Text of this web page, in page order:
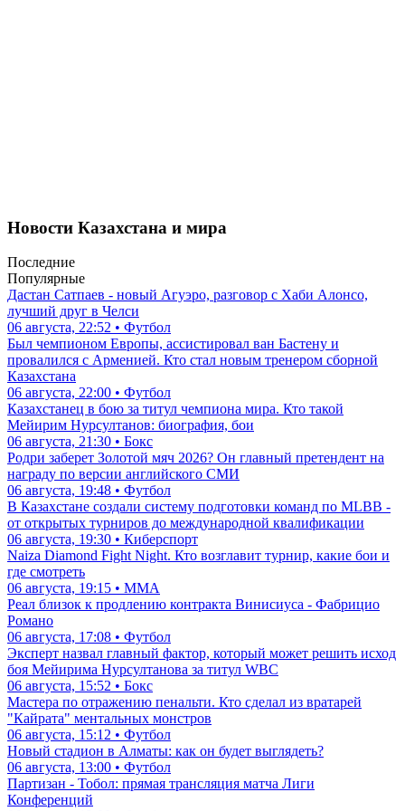
Новости Казахстана и мира
Последние
Популярные
Дастан Сатпаев - новый Агуэро, разговор с Хаби Алонсо,
лучший друг в Челси
06 августа, 22:52 • Футбол
Был чемпионом Европы, ассистировал ван Бастену и
провалился с Арменией. Кто стал новым тренером сборной
Казахстана
06 августа, 22:00 • Футбол
Казахстанец в бою за титул чемпиона мира. Кто такой
Мейирим Нурсултанов: биография, бои
06 августа, 21:30 • Бокс
Родри заберет Золотой мяч 2026? Он главный претендент на
награду по версии английского СМИ
06 августа, 19:48 • Футбол
В Казахстане создали систему подготовки команд по MLBB -
от открытых турниров до международной квалификации
06 августа, 19:30 • Киберспорт
Naiza Diamond Fight Night. Кто возглавит турнир, какие бои и
где смотреть
06 августа, 19:15 • ММА
Реал близок к продлению контракта Винисиуса - Фабрицио
Романо
06 августа, 17:08 • Футбол
Эксперт назвал главный фактор, который может решить исход
боя Мейирима Нурсултанова за титул WBC
06 августа, 15:52 • Бокс
Мастера по отражению пенальти. Кто сделал из вратарей
"Кайрата" ментальных монстров
06 августа, 15:12 • Футбол
Новый стадион в Алматы: как он будет выглядеть?
06 августа, 13:00 • Футбол
Партизан - Тобол: прямая трансляция матча Лиги
Конференций